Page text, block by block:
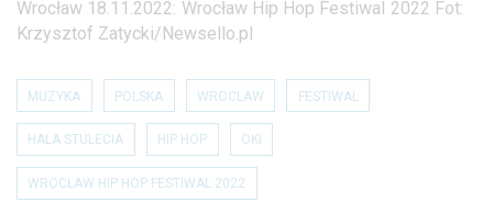
Wrocław 18.11.2022: Wrocław Hip Hop Festiwal 2022 Fot:
Krzysztof Zatycki/Newsello.pl
MUZYKA POLSKA WROCLAW FESTIWAL
HALA STULECIA HIP HOP OKI
WROCŁAW HIP HOP FESTIWAL 2022